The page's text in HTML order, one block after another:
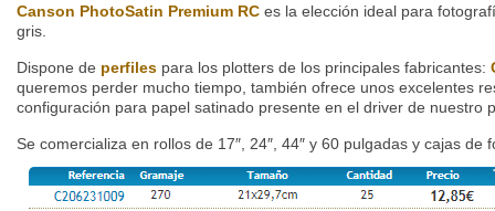
Canson PhotoSatin Premium RC es la elección ideal para
gris.
Dispone de perfiles para los plotters de los principales fabricantes:
queremos perder mucho tiempo, también ofrece unos excelentes
configuración para papel satinado presente en el driver de nuestro
Se comercializa en rollos de 17″, 24″, 44″ y 60 pulgadas y cajas de